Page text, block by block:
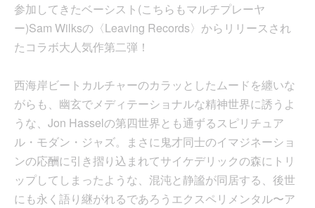
参加してきたベーシスト(こちらもマルチプレーヤ
ー)Sam Wilksの〈Leaving Records〉からリリースされ
たコラボ大人気作第二弾！
西海岸ビートカルチャーのカラッとしたムードを纏いな
がらも、幽玄でメディテーショナルな精神世界に誘うよ
うな、Jon Hasselの第四世界とも通ずるスピリチュア
ル・モダン・ジャズ。まさに鬼才同士のイマジネーショ
ンの応酬に引き摺り込まれてサイケデリックの森にトリ
ップしてしまったような、混沌と静謐が同居する、後世
にも永く語り継がれるであろうエクスペリメンタル〜ア